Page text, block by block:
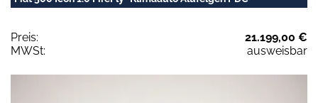
Preis:
21.199,00 €
MWSt:
ausweisbar